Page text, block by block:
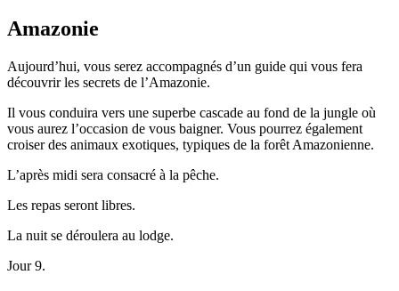
Amazonie
Aujourd’hui, vous serez accompagnés d’un guide qui vous fera
découvrir les secrets de l’Amazonie.
Il vous conduira vers une superbe cascade au fond de la jungle où
vous aurez l’occasion de vous baigner. Vous pourrez également
croiser des animaux exotiques, typiques de la forêt Amazonienne.
L’après midi sera consacré à la pêche.
Les repas seront libres.
La nuit se déroulera au lodge.
Jour 9.